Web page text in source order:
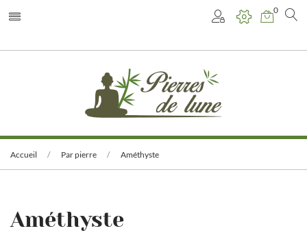
0
Accueil Par pierre Améthyste
Améthyste